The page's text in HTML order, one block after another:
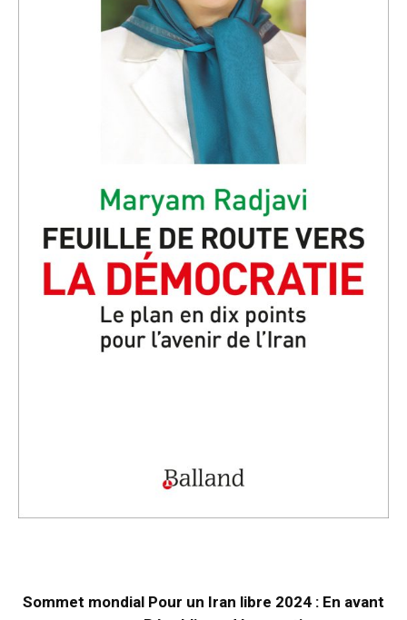
Sommet mondial Pour un Iran libre 2024 : En avant